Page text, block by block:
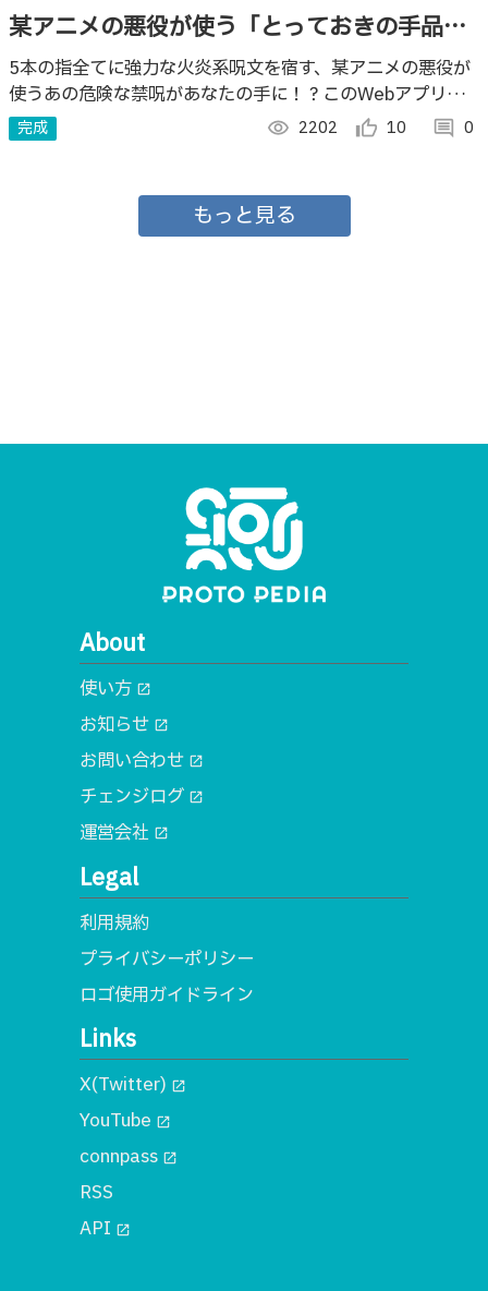
某アニメの悪役が使う「とっておきの手品」
っぽい禁呪が使える（気がするかもしれな
い）Webアプリ V2
5本の指全てに強力な火炎系呪文を宿す、某アニメの悪役が
使うあの危険な禁呪があなたの手に！？このWebアプリを
使えば、あなたも大魔道士に！！
完成 visibility 2202 thumb_up_alt 10 comment 0
もっと見る
About
使い方 open_in_new
お知らせ open_in_new
お問い合わせ open_in_new
チェンジログ open_in_new
運営会社 open_in_new
Legal
利用規約
プライバシーポリシー
ロゴ使用ガイドライン
Links
X(Twitter) open_in_new
YouTube open_in_new
connpass open_in_new
RSS
API open_in_new